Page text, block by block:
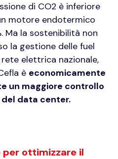
di CO2 è inferiore
motore endotermico
Ma la sostenibilità non
la gestione delle fuel
elettrica nazionale,
è economicamente
un maggiore controllo
data center.
ottimizzare il